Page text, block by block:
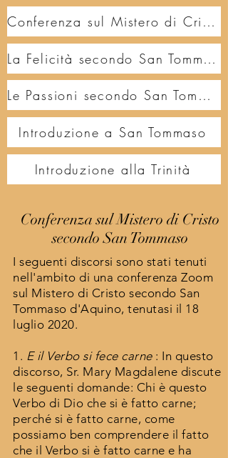
Conferenza sul Mistero di Cristo
La Felicità secondo San Tommaso
Le Passioni secondo San Tommaso
Introduzione a San Tommaso
Introduzione alla Trinità
Conferenza sul Mistero di Cristo
secondo San Tommaso
I seguenti discorsi sono stati tenuti
nell'ambito di una conferenza Zoom
sul Mistero di Cristo secondo San
Tommaso d'Aquino, tenutasi il 18
luglio 2020.
1. E il Verbo si fece carne: In questo
discorso, Sr. Mary Magdalene discute
le seguenti domande: Chi è questo
Verbo di Dio che si è fatto carne;
perché si è fatto carne, come
possiamo ben comprendere il fatto
che il Verbo si è fatto carne e ha